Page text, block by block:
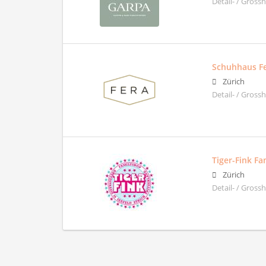
Schuhhaus
Zürich
Detail- /
Tiger-Fink
Zürich
Detail- /